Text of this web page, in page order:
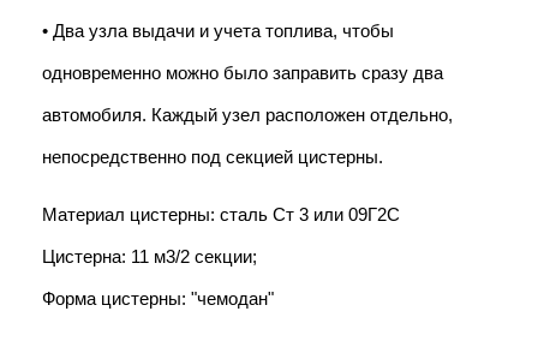
• Два узла выдачи и учета топлива, чтобы
одновременно можно было заправить сразу два
автомобиля. Каждый узел расположен отдельно,
непосредственно под секцией цистерны.
Материал цистерны: сталь Ст 3 или 09Г2С
Цистерна: 11 м3/2 секции;
Форма цистерны: "чемодан"